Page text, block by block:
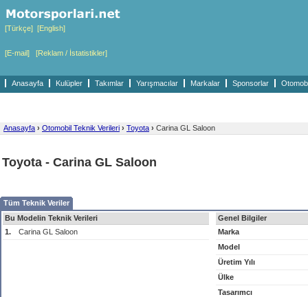
[Türkçe] [English]
[E-mail] [Reklam / İstatistikler]
Anasayfa Kulüpler Takımlar Yarışmacılar Markalar Sponsorlar
Anasayfa › Otomobil Teknik Verileri › Toyota › Carina GL Saloon
Toyota - Carina GL Saloon
Tüm Teknik Veriler
Bu Modelin Teknik Verileri
1.
Carina GL Saloon
Genel Bilgiler
Marka
Model
Üretim Yılı
Ülke
Tasarımcı